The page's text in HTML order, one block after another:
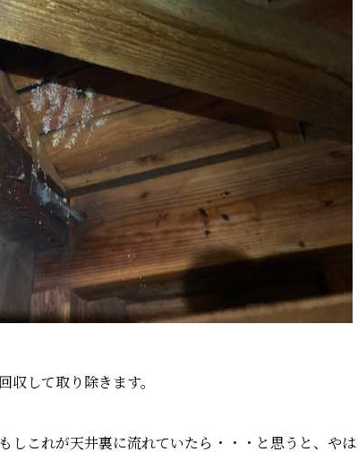
して取り除きます。
しこれが天井裏に流れていたら・・・と思うと、や